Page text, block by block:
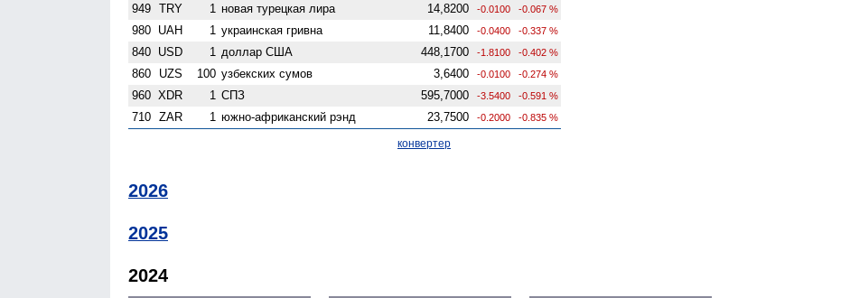
949 TRY 1 новая турецкая лира 14,8200 -0.0100 -0.067 %
980 UAH 1 украинская гривна 11,8400 -0.0400 -0.337 %
840 USD 1 доллар США 448,1700 -1.8100 -0.402 %
860 UZS 100 узбекских сумов 3,6400 -0.0100 -0.274 %
960 XDR 1 СПЗ 595,7000 -3.5400 -0.591 %
710 ZAR 1 южно-африканский рэнд 23,7500 -0.2000 -0.835 %
конвертер
2026
2025
2024